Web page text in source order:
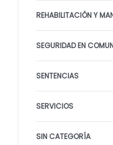
REHABILITACIÓN Y
SEGURIDAD EN
SENTENCIAS
SERVICIOS
SIN CATEGORÍA